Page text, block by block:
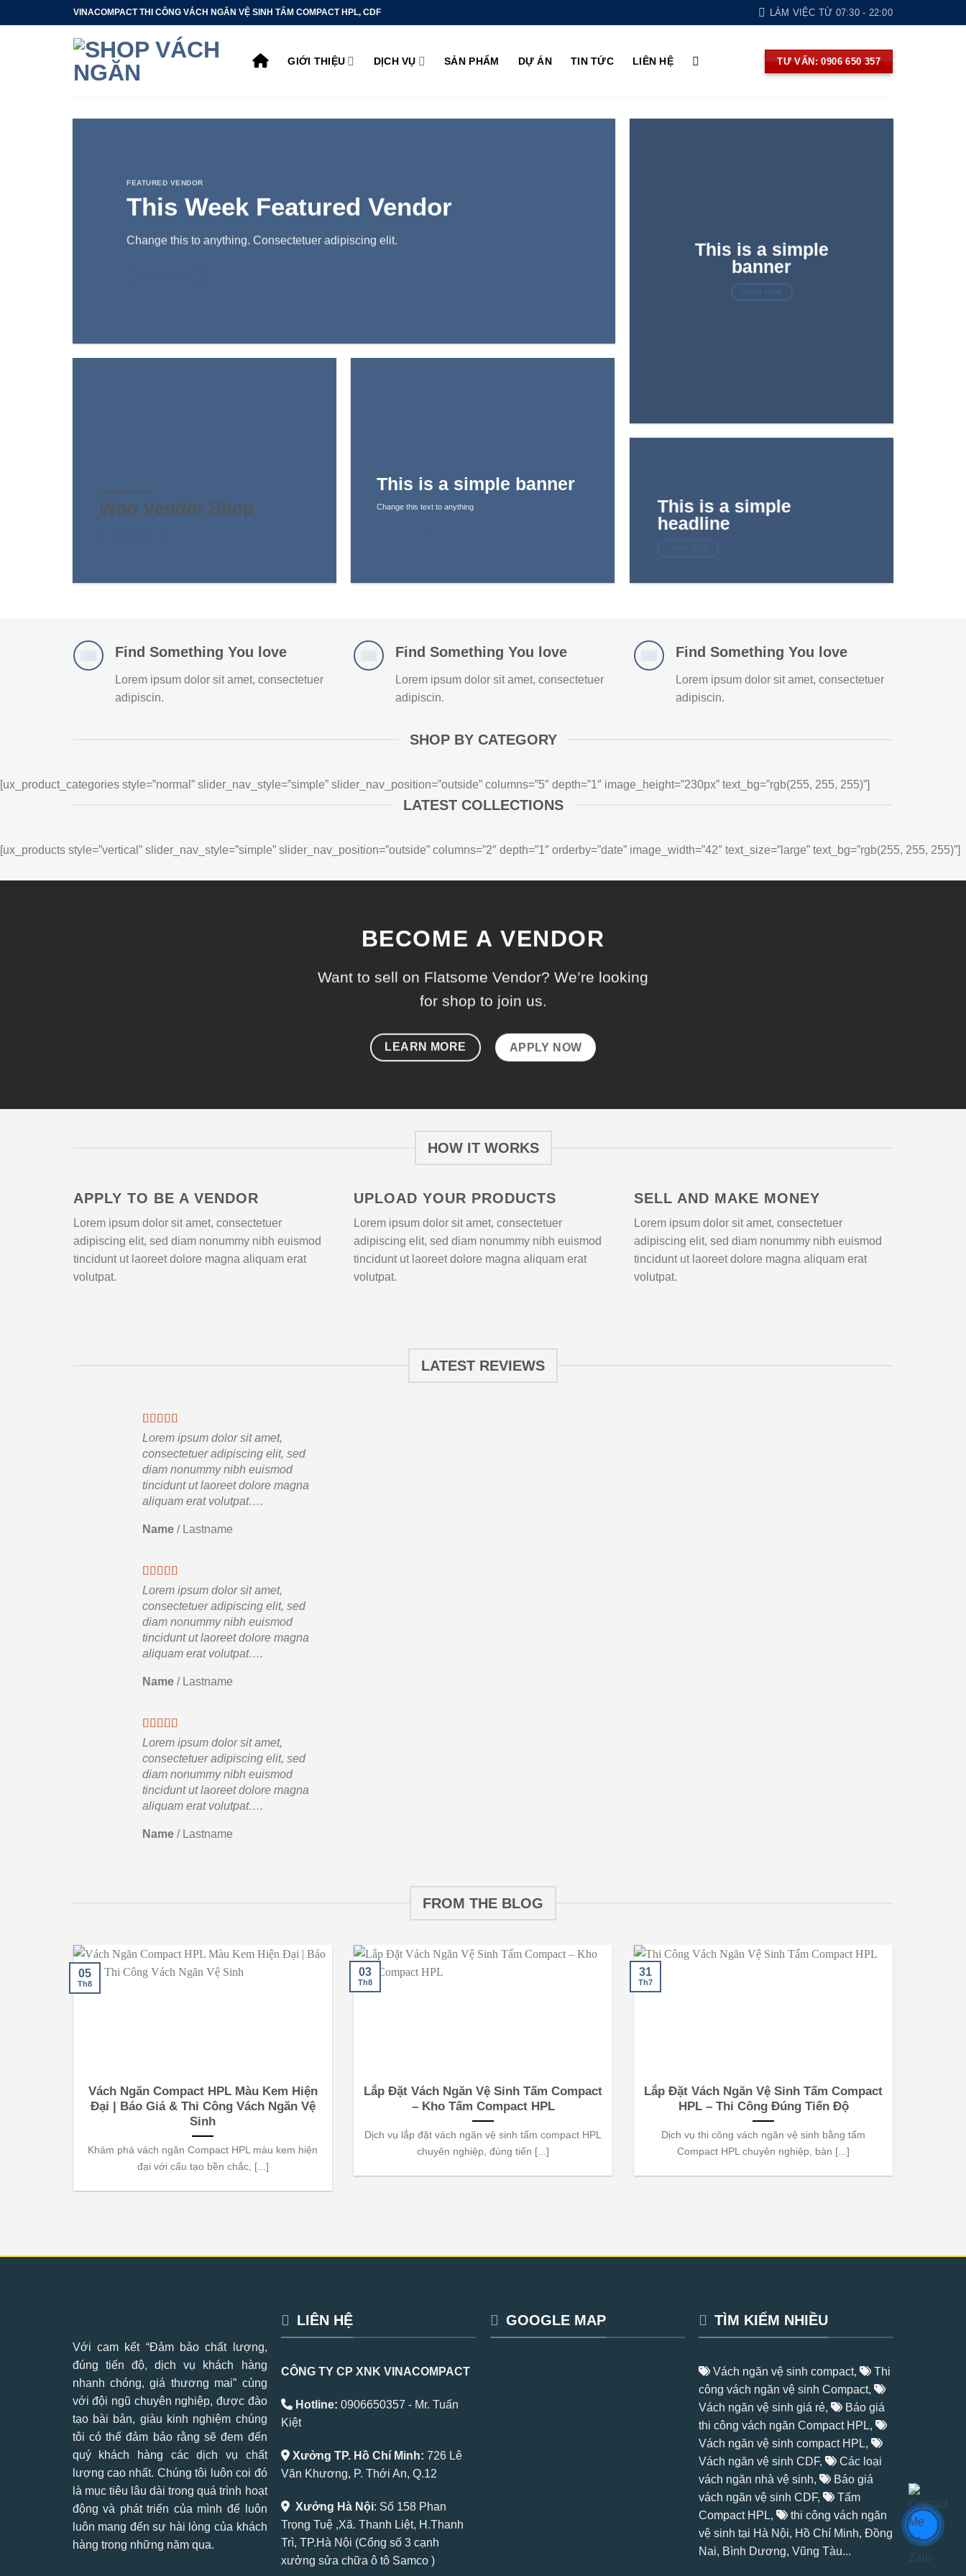
qua
VINACOMPACT THI CÔNG VÁCH NGĂN VỆ SINH TẤM COMPACT HPL, CDF LÀM VIỆC TỪ 07:30 - 22:00
GIỚI THIỆU DỊCH VỤ SẢN PHẨM DỰ ÁN TIN TỨC LIÊN HỆ TƯ VẤN: 0906 650 357
FEATURED VENDOR
This Week Featured Vendor
Change this to anything. Consectetuer adipiscing elit.
This is a simple
banner
FEATURED VENDOR
Woo Vendor Shop
This is a simple banner
Change this text to anything
This is a simple
headline
Find Something You love
Lorem ipsum dolor sit amet, consectetuer
adipiscin.
Find Something You love
Lorem ipsum dolor sit amet, consectetuer
adipiscin.
Find Something You love
Lorem ipsum dolor sit amet, consectetuer
adipiscin.
SHOP BY CATEGORY
[ux_product_categories style=”normal” slider_nav_style=”simple” slider_nav_position=”outside” columns=”5″ depth=”1″ image_height=”230px” text_bg=”rgb(255, 255, 255)”]
LATEST COLLECTIONS
[ux_products style=”vertical” slider_nav_style=”simple” slider_nav_position=”outside” columns=”2″ depth=”1″ orderby=”date” image_width=”42″ text_size=”large” text_bg=”rgb(255, 255, 255)”]
BECOME A VENDOR
Want to sell on Flatsome Vendor? We’re looking
for shop to join us.
LEARN MORE APPLY NOW
HOW IT WORKS
APPLY TO BE A VENDOR
Lorem ipsum dolor sit amet, consectetuer
adipiscing elit, sed diam nonummy nibh euismod
tincidunt ut laoreet dolore magna aliquam erat
volutpat.
UPLOAD YOUR PRODUCTS
Lorem ipsum dolor sit amet, consectetuer
adipiscing elit, sed diam nonummy nibh euismod
tincidunt ut laoreet dolore magna aliquam erat
volutpat.
SELL AND MAKE MONEY
Lorem ipsum dolor sit amet, consectetuer
adipiscing elit, sed diam nonummy nibh euismod
tincidunt ut laoreet dolore magna aliquam erat
volutpat.
LATEST REVIEWS
Lorem ipsum dolor sit amet,
consectetuer adipiscing elit, sed
diam nonummy nibh euismod
tincidunt ut laoreet dolore magna
aliquam erat volutpat….
Name / Lastname
Lorem ipsum dolor sit amet,
consectetuer adipiscing elit, sed
diam nonummy nibh euismod
tincidunt ut laoreet dolore magna
aliquam erat volutpat….
Name / Lastname
Lorem ipsum dolor sit amet,
consectetuer adipiscing elit, sed
diam nonummy nibh euismod
tincidunt ut laoreet dolore magna
aliquam erat volutpat….
Name / Lastname
FROM THE BLOG
Vách Ngăn Compact HPL Màu Kem Hiện
Đại | Báo Giá & Thi Công Vách Ngăn Vệ
Sinh
Khám phá vách ngăn Compact HPL màu kem hiện
đại với cấu tạo bền chắc, [...]
05
Th8
Lắp Đặt Vách Ngăn Vệ Sinh Tấm Compact
– Kho Tấm Compact HPL
Dịch vụ lắp đặt vách ngăn vệ sinh tấm compact HPL
chuyên nghiệp, đúng tiến [...]
03
Th8
Lắp Đặt Vách Ngăn Vệ Sinh Tấm Compact
HPL – Thi Công Đúng Tiến Độ
Dịch vụ thi công vách ngăn vệ sinh bằng tấm
Compact HPL chuyên nghiệp, bàn [...]
31
Th7
Với cam kết “Đảm bảo chất lượng,
đúng tiến độ, dịch vụ khách hàng
nhanh chóng, giá thương mai” cùng
với đội ngũ chuyên nghiệp, được đào
tạo bài bản, giàu kinh nghiệm chúng
tôi có thể đảm bảo rằng sẽ đem đến
quý khách hàng các dịch vụ chất
lượng cao nhất. Chúng tôi luôn coi đó
là mục tiêu lâu dài trong quá trình hoạt
động và phát triển của mình để luôn
luôn mang đến sự hài lòng của khách
hàng trong những năm qua.
LIÊN HỆ
CÔNG TY CP XNK VINACOMPACT
Hotline: 0906650357 - Mr. Tuấn
Kiệt
Xưởng TP. Hồ Chí Minh: 726 Lê
Văn Khương, P. Thới An, Q.12
Xưởng Hà Nội: Số 158 Phan
Trọng Tuệ ,Xã. Thanh Liệt, H.Thanh
Trì, TP.Hà Nội (Cổng số 3 cạnh
xưởng sửa chữa ô tô Samco )
GOOGLE MAP TÌM KIẾM NHIỀU
Vách ngăn vệ sinh compact,
Thi
công vách ngăn vệ sinh Compact,
Vách ngăn vệ sinh giá rẻ,
Báo giá
thi công vách ngăn Compact HPL,
Vách ngăn vệ sinh compact HPL,
Vách ngăn vệ sinh CDF,
Các loại
vách ngăn nhà vệ sinh,
Báo giá
vách ngăn vệ sinh CDF,
Tấm
Compact HPL,
thi công vách ngăn
vệ sinh tại Hà Nội, Hồ Chí Minh, Đồng
Nai, Bình Dương, Vũng Tàu...